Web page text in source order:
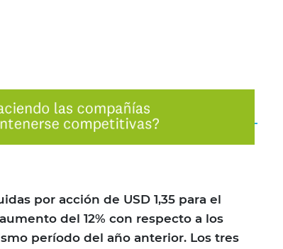
por acción de USD 1,35 para el
del 12% con respecto a los
período del año anterior. Los tres